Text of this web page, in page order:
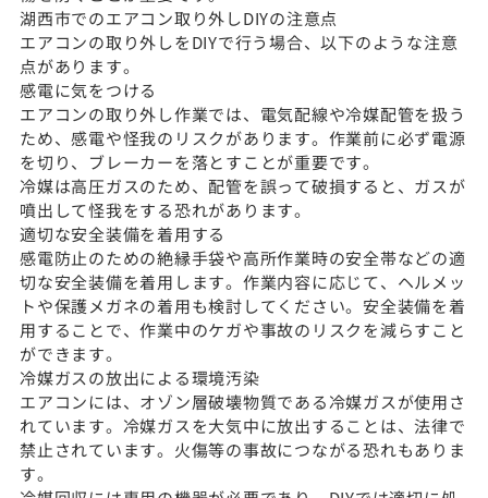
湖西市でのエアコン取り外しDIYの注意点
エアコンの取り外しをDIYで行う場合、以下のような注意
点があります。
感電に気をつける
エアコンの取り外し作業では、電気配線や冷媒配管を扱う
ため、感電や怪我のリスクがあります。作業前に必ず電源
を切り、ブレーカーを落とすことが重要です。
冷媒は高圧ガスのため、配管を誤って破損すると、ガスが
噴出して怪我をする恐れがあります。
適切な安全装備を着用する
感電防止のための絶縁手袋や高所作業時の安全帯などの適
切な安全装備を着用します。作業内容に応じて、ヘルメッ
トや保護メガネの着用も検討してください。安全装備を着
用することで、作業中のケガや事故のリスクを減らすこと
ができます。
冷媒ガスの放出による環境汚染
エアコンには、オゾン層破壊物質である冷媒ガスが使用さ
れています。冷媒ガスを大気中に放出することは、法律で
禁止されています。火傷等の事故につながる恐れもありま
す。